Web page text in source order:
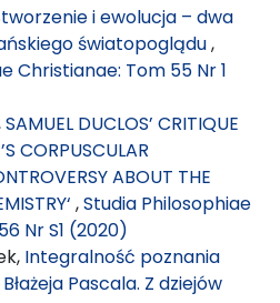
i ewolucja – dwa
światopoglądu,
Christianae: Tom 55 Nr 1
SAMUEL DUCLOS’ CRITIQUE
CORPUSCULAR
ABOUT THE
,Studia Philosophiae
Nr S1 (2020)
Integralność poznania
Pascala. Z dziejów